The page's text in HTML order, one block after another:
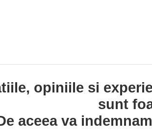
opiniile si
sunt
aceea va